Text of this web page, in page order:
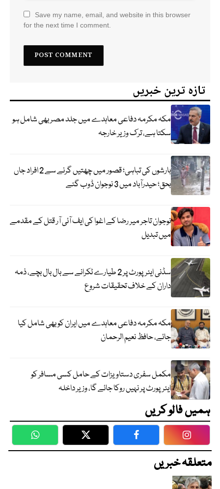
Save my name, email, and website in this browser
for the next time I comment.
تازہ ترین خبریں
مکہ مکرمہ دفاعی معاہدے میں جلد مصر بھی شامل ہو
سکتا ہے، ترک وزیر خارجہ
بارشوں کی تباہی؛ قصور میں چھتیں گرنے سے 2 افراد جاں
بحق؛ حیدرآباد میں 3 نوجوان ڈوب گئے
نوجوان تاجر میر رضا کے اغوا کی ایف آئی آر قتل کے مقدمے
میں تبدیل
سڈنی ایئرپورٹ پر 2 طیارے ٹکرانے سے بال بال بچے، ذمہ
داران کے خلاف تحقیقات شروع
مکہ مکرمہ دفاعی معاہدے میں ایران کو بھی شامل کیا
جائے، حافظ نعیم الرحمان
مکمل سفری دستاویزات کے حامل کسی مسافر کو
ایئرپورٹ پر نہیں روکا جائے گا، وزیر داخلہ
ہمیں فالو کریں
WhatsApp Twitter Facebook
متعلقہ خبریں